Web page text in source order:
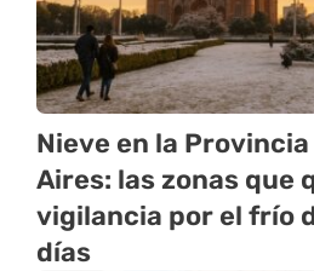
Nieve en la
Aires: las zonas que
vigilancia por el frío
días